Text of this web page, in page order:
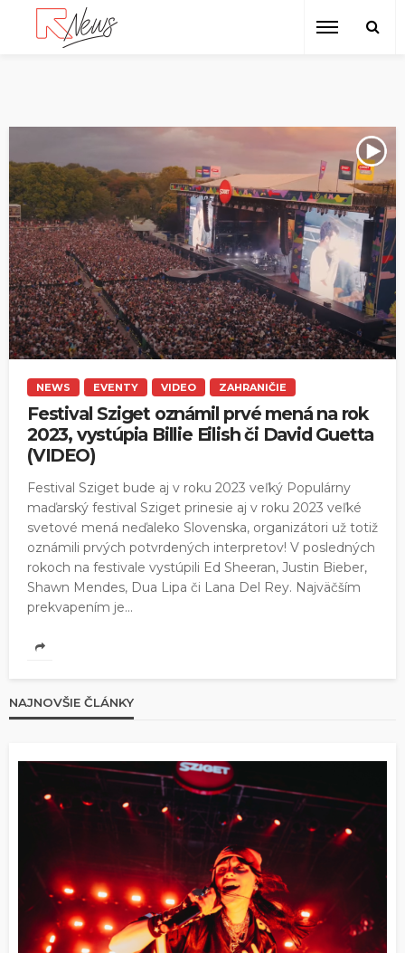
NEWS EVENTY VIDEO ZAHRANIČIE
Festival Sziget oznámil prvé mená na rok
2023, vystúpia Billie Eilish či David Guetta
(VIDEO)
Festival Sziget bude aj v roku 2023 veľký Populárny
maďarský festival Sziget prinesie aj v roku 2023 veľké
svetové mená neďaleko Slovenska, organizátori už totiž
oznámili prvých potvrdených interpretov! V posledných
rokoch na festivale vystúpili Ed Sheeran, Justin Bieber,
Shawn Mendes, Dua Lipa či Lana Del Rey. Najväčším
prekvapením je...
NAJNOVŠIE ČLÁNKY